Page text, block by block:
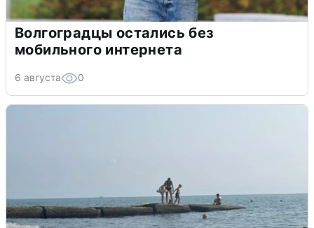
Волгоградцы остались без
мобильного интернета
6 августа 0